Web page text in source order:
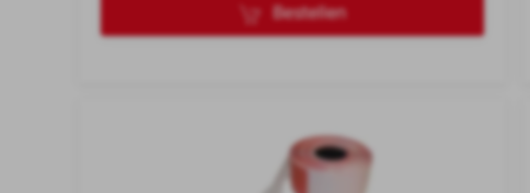
Bestellen